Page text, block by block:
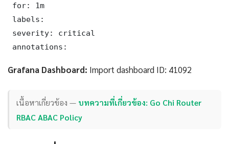
for: 1m
labels:
severity: critical
annotations:
Grafana Dashboard: Import dashboard ID: 41092
เนื้อหาเกี่ยวข้อง — บทความที่เกี่ยวข้อง: Go Chi Router
RBAC ABAC Policy